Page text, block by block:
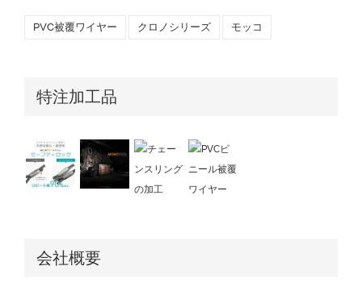
PVC被覆ワイヤー クロノシリーズ モッコ
特注加工品
会社概要